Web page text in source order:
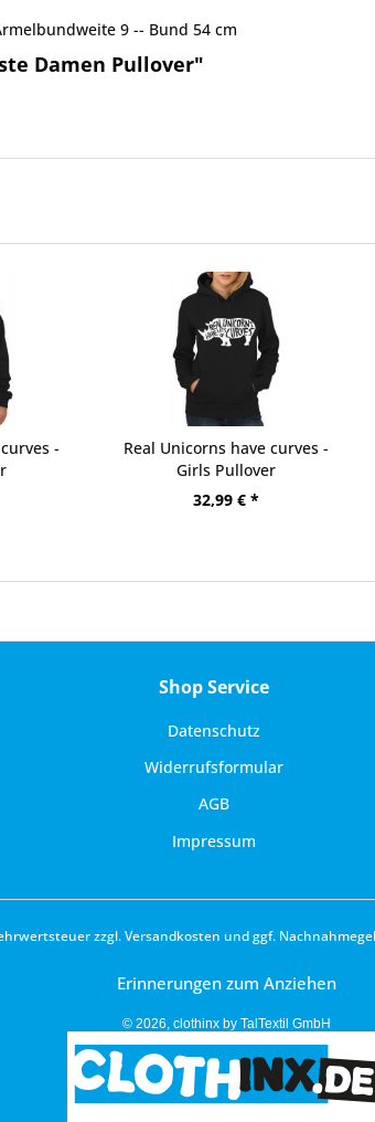
9 -- Bund 54 cm
Damen Pullover"
-
Real Unicorns have curves -
Girls Pullover
32,99 € *
Shop Service
Datenschutz
Widerrufsformular
AGB
Impressum
zzgl.Versandkosten und ggf.
Erinnerungen zum Anziehen
© 2026, clothinx by TalTextil GmbH